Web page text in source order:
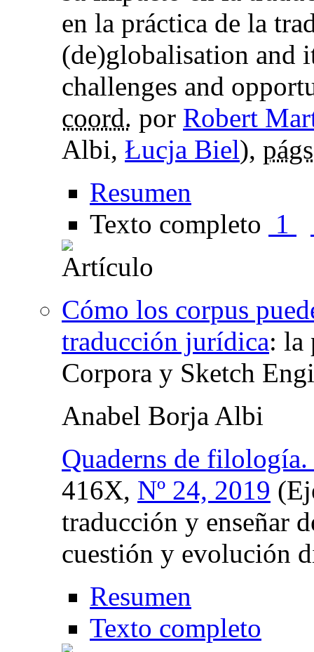
en la práctica de la
(de)globalisation and
challenges and
coord. por Robert
Albi, Łucja Biel),
Resumen
Texto completo 1
Cómo los corpus
traducción jurídica: la
Corpora y Sketch
Anabel Borja Albi
Quaderns de
416X, Nº 24, 2019
traducción y enseñar
cuestión y evolución
Resumen
Texto completo